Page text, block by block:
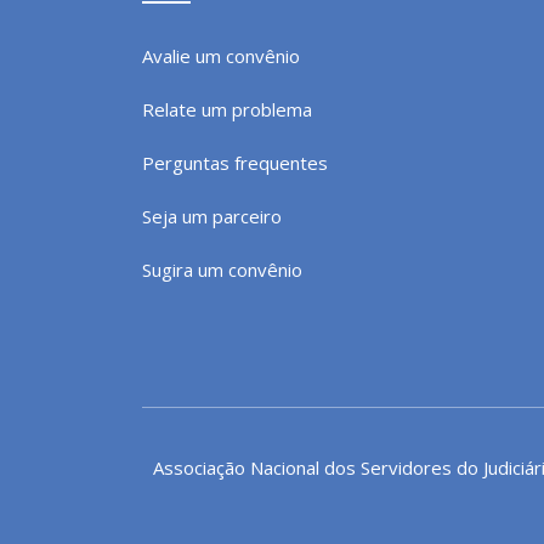
Avalie um convênio
Relate um problema
Perguntas frequentes
Seja um parceiro
Sugira um convênio
Associação Nacional dos Servidores do